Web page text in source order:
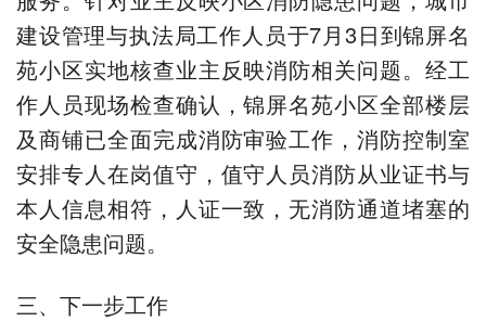
建设管理与执法局工作人员于7月3日到锦屏名
苑小区实地核查业主反映消防相关问题。经工
作人员现场检查确认，锦屏名苑小区全部楼层
及商铺已全面完成消防审验工作，消防控制室
安排专人在岗值守，值守人员消防从业证书与
本人信息相符，人证一致，无消防通道堵塞的
安全隐患问题。
三、下一步工作